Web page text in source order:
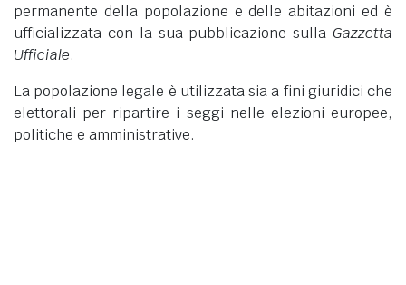
permanente della popolazione e delle abitazioni ed è
ufficializzata con la sua pubblicazione sulla Gazzetta
Ufficiale.
La popolazione legale è utilizzata sia a fini giuridici che
elettorali per ripartire i seggi nelle elezioni europee,
politiche e amministrative.